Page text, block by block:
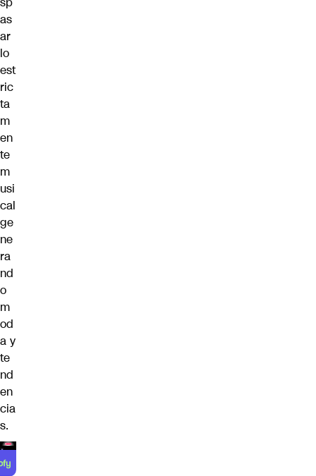
as
ar
lo
est
ric
ta
m
en
te
m
usi
cal
ge
ne
ra
nd
o
m
od
a y
te
nd
en
cia
s.